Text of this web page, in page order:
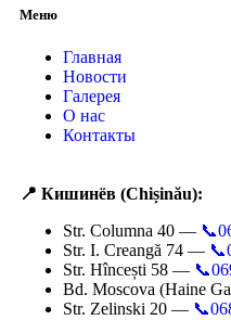
Меню
Главная
Новости
Галерея
О нас
Контакты
📍 Кишинёв (Chișinău):
Str. Columna 40 —
Str. I. Creangă 74 —
Str. Hîncești 58 —
Bd. Moscova (Haine
Str. Zelinski 20 —